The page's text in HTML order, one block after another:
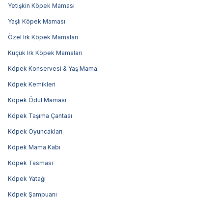
Yetişkin Köpek Maması
Yaşlı Köpek Maması
Özel Irk Köpek Mamaları
Küçük Irk Köpek Mamaları
Köpek Konservesi & Yaş Mama
Köpek Kemikleri
Köpek Ödül Maması
Köpek Taşıma Çantası
Köpek Oyuncakları
Köpek Mama Kabı
Köpek Tasması
Köpek Yatağı
Köpek Şampuanı